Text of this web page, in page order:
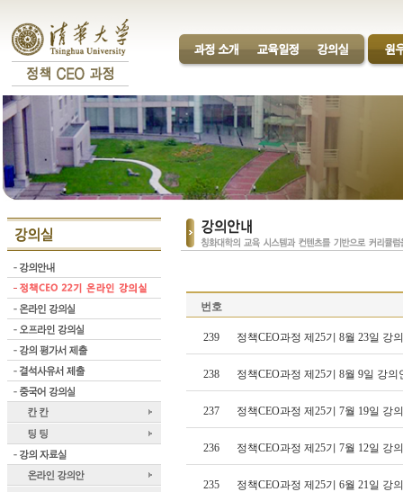
번호
239 정책CEO과정 제25기 8월 23일 강
238 정책CEO과정 제25기 8월 9일 강
237 정책CEO과정 제25기 7월 19일 강
236 정책CEO과정 제25기 7월 12일 강
235 정책CEO과정 제25기 6월 21일 강